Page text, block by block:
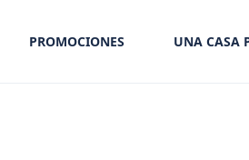
PROMOCIONES UNA CASA